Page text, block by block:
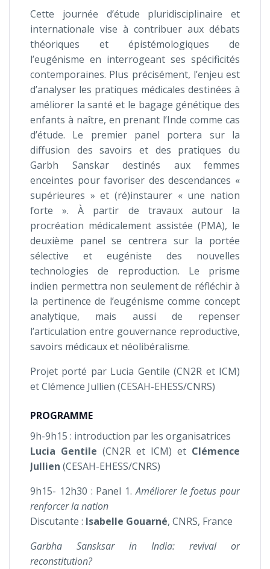
Cette journée d’étude pluridisciplinaire et
internationale vise à contribuer aux débats
théoriques et épistémologiques de
l’eugénisme en interrogeant ses spécificités
contemporaines. Plus précisément, l’enjeu est
d’analyser les pratiques médicales destinées à
améliorer la santé et le bagage génétique des
enfants à naître, en prenant l’Inde comme cas
d’étude. Le premier panel portera sur la
diffusion des savoirs et des pratiques du
Garbh Sanskar destinés aux femmes
enceintes pour favoriser des descendances «
supérieures » et (ré)instaurer « une nation
forte ». À partir de travaux autour la
procréation médicalement assistée (PMA), le
deuxième panel se centrera sur la portée
sélective et eugéniste des nouvelles
technologies de reproduction. Le prisme
indien permettra non seulement de réfléchir à
la pertinence de l’eugénisme comme concept
analytique, mais aussi de repenser
l’articulation entre gouvernance reproductive,
savoirs médicaux et néolibéralisme.
Projet porté par Lucia Gentile (CN2R et ICM)
et Clémence Jullien (CESAH-EHESS/CNRS)
PROGRAMME
9h-9h15 : introduction par les organisatrices
Lucia Gentile (CN2R et ICM) et Clémence
Jullien (CESAH-EHESS/CNRS)
9h15- 12h30 : Panel 1.Améliorer le foetus pour
renforcer la nation
Discutante : Isabelle Gouarné, CNRS, France
Garbha Sansksar in India: revival or
reconstitution?